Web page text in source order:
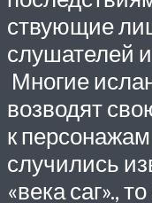
ствующие
слушателей
Многие
возводят
к
случились
«века саг».,